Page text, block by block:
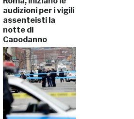
audizioni per i vigili
assenteisti la
notte di
Capodanno